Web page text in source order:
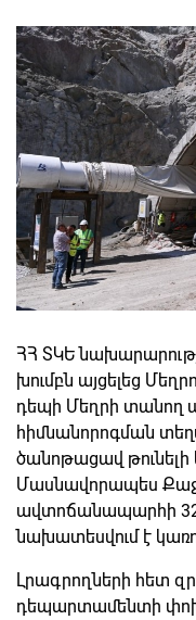
ՀՀ ՏԿԵ
խումբն այցելեց
դեպի Մեղրի
հիմնանորոգման
ծանոթացավ
Մասնավորապես
ավտոճանապարհի 32
նախատեսվում է
Լրագրողների հետ
դեպարտամենտի